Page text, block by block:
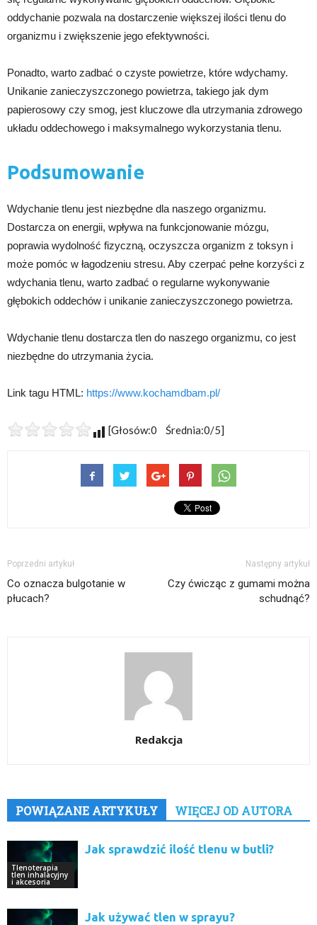
oddychanie pozwala na dostarczenie większej ilości tlenu do
organizmu i zwiększenie jego efektywności.
Ponadto, warto zadbać o czyste powietrze, które wdychamy.
Unikanie zanieczyszczonego powietrza, takiego jak dym
papierosowy czy smog, jest kluczowe dla utrzymania zdrowego
układu oddechowego i maksymalnego wykorzystania tlenu.
Podsumowanie
Wdychanie tlenu jest niezbędne dla naszego organizmu.
Dostarcza on energii, wpływa na funkcjonowanie mózgu,
poprawia wydolność fizyczną, oczyszcza organizm z toksyn i
może pomóc w łagodzeniu stresu. Aby czerpać pełne korzyści z
wdychania tlenu, warto zadbać o regularne wykonywanie
głębokich oddechów i unikanie zanieczyszczonego powietrza.
Wdychanie tlenu dostarcza tlen do naszego organizmu, co jest
niezbędne do utrzymania życia.
Link tagu HTML: https://www.kochamdbam.pl/
[Głosów:0 Średnia:0/5]
Poprzedni artykuł
Co oznacza bulgotanie w
płucach?
Następny artykuł
Czy ćwicząc z gumami można
schudnąć?
Redakcja
POWIĄZANE ARTYKUŁY WIĘCEJ OD AUTORA
Tlenoterapia
tlen inhalacyjny
i akcesoria
Jak sprawdzić ilość tlenu w butli?
Jak używać tlen w sprayu?